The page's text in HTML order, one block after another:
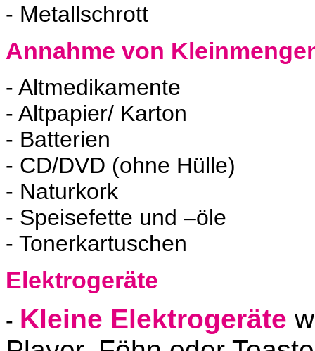
- Metallschrott
Annahme von
- Altmedikamente
- Altpapier/ Karton
- Batterien
- CD/DVD (ohne Hülle)
- Naturkork
- Speisefette und –öle
- Tonerkartuschen
Elektrogeräte
- Kleine Elektrogeräte